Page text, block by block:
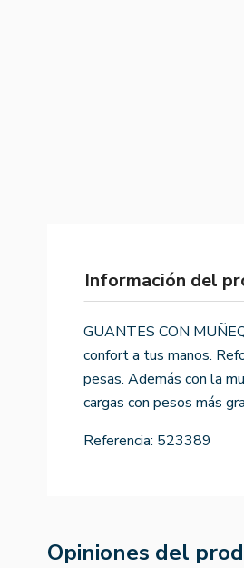
Información del
GUANTES CON
confort a tus manos.
pesas. Además con la
cargas con pesos más
Referencia: 523389
Opiniones del